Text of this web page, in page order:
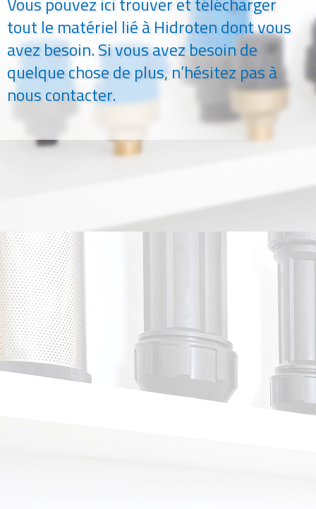
tout le matériel lié à Hidroten dont vous
avez besoin. Si vous avez besoin de
quelque chose de plus, n’hésitez pas à
nous contacter.